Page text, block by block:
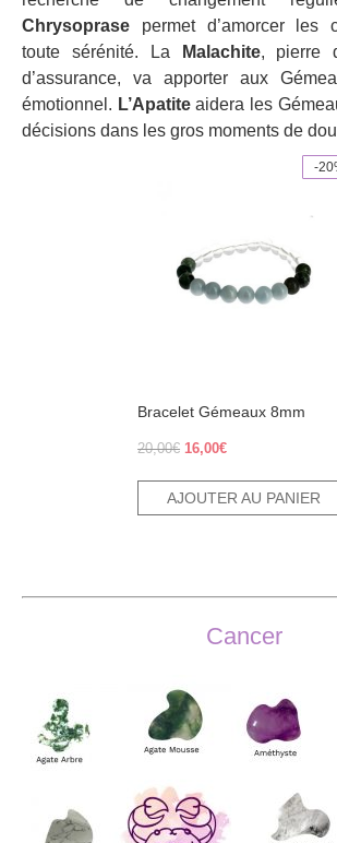
Chrysoprase permet d’amorcer les
toute sérénité. La
Malachite, pierre
d’assurance, va apporter aux
émotionnel. L’Apatiteaidera les
décisions dans les gros moments de
-
Bracelet Gémeaux 8mm
20,00€ Le
était :
16,00€Le
est :
AJOUTER AU PANIER
Cancer